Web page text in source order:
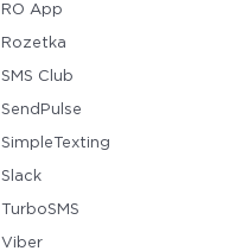
RO App
Rozetka
SMS Club
SendPulse
SimpleTexting
Slack
TurboSMS
Viber